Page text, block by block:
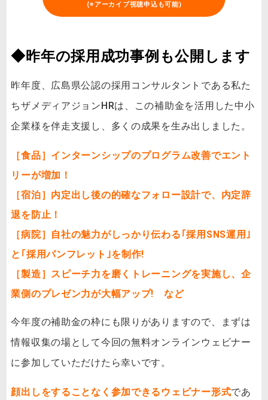
(※アーカイブ視聴申込も可能)
◆昨年の採用成功事例も公開します
昨年度、広島県公認の採用コンサルタントである私た
ちザメディアジョンHRは、この補助金を活用した中小
企業様を伴走支援し、多くの成果を生み出しました。
［食品］インターンシップのプログラム改善でエント
リーが増加！
［宿泊］内定出し後の的確なフォロー設計で、内定辞
退を防止！
［病院］自社の魅力がしっかり伝わる｢採用SNS運用｣
と｢採用パンフレット｣を制作!
［製造］スピーチ力を磨くトレーニングを実施し、企
業側のプレゼン力が大幅アップ! など
今年度の補助金の枠にも限りがありますので、まずは
情報収集の場として今回の無料オンラインウェビナー
に参加していただけたら幸いです。
顔出しをすることなく参加できるウェビナー形式であ